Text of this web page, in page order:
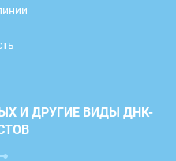
И ДРУГИЕ ВИДЫ ДНК-